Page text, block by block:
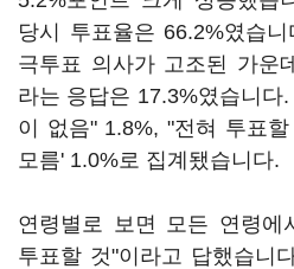
당시 투표율은 66.2%였습
극투표 의사가 고조된 가운
라는 응답은 17.3%였습니다
이 없음" 1.8%, "전혀 투표
모름' 1.0%로 집계됐습니다.
연령별로 보면 모든 연령에
투표할 것"이라고 답했습니